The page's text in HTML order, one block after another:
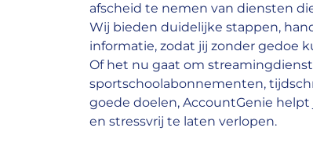
afscheid te nemen van diensten
Wij bieden duidelijke stappen,
informatie, zodat jij zonder gedoe
Of het nu gaat om
sportschoolabonnementen,
goede doelen, AccountGenie helpt
en stressvrij te laten verlopen.